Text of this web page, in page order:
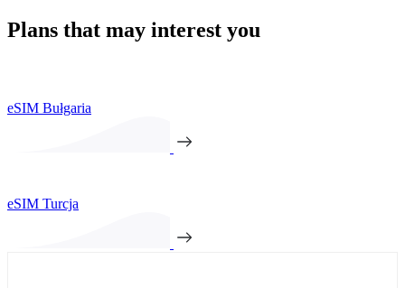
Plans that may interest you
eSIM Bułgaria
eSIM Turcja